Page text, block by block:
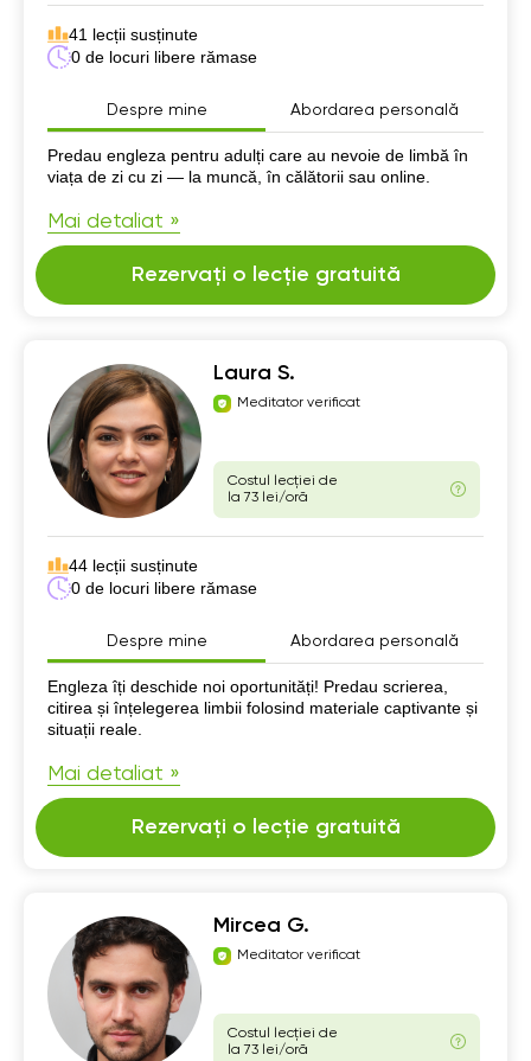
41 lecții susținute
0 de locuri libere rămase
Despre mine Abordarea personală
Despre mine
Predau engleza pentru adulți care au nevoie de limbă în
viața de zi cu zi — la muncă, în călătorii sau online.
Mai detaliat »
Rezervați o lecție gratuită
Laura S.
Meditator verificat
Costul lecției de
la 73 lei/oră
44 lecții susținute
0 de locuri libere rămase
Despre mine Abordarea personală
Despre mine
Engleza îți deschide noi oportunități! Predau scrierea,
citirea și înțelegerea limbii folosind materiale captivante și
situații reale.
Mai detaliat »
Rezervați o lecție gratuită
Mircea G.
Meditator verificat
Costul lecției de
la 73 lei/oră